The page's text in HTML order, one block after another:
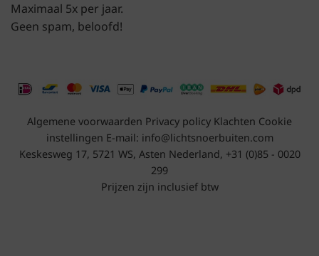
Maximaal 5x per jaar.
Geen spam, beloofd!
Algemene voorwaarden Privacy policy Klachten Cookie
instellingen E-mail: info@lichtsnoerbuiten.com
Keskesweg 17, 5721 WS, Asten Nederland, +31 (0)85 - 0020
299
Prijzen zijn inclusief btw